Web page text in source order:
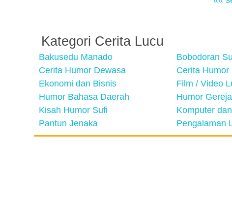
Kategori Cerita Lucu
Bakusedu Manado Bobodoran
Cerita Humor Dewasa
Cerita Humor
Ekonomi dan Bisnis
Film / Video
Humor Bahasa Daerah
Humor Gereja
Kisah Humor Sufi
Komputer
Pantun Jenaka
Pengalaman